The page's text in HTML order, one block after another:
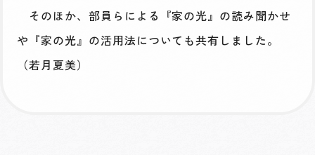
そのほか、部員らによる『家の光』の読み聞かせ
や『家の光』の活用法についても共有しました。
（若月夏美）